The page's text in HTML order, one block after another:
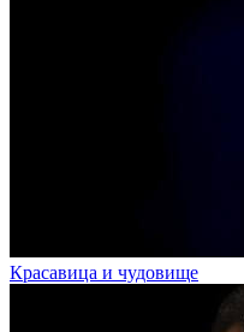
Красавица и чудовище